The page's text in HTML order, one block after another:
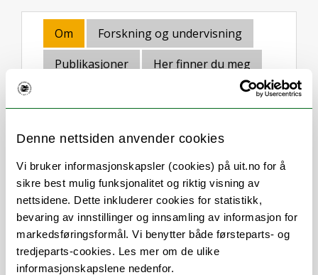
Denne nettsiden anvender cookies
Vi bruker informasjonskapsler (cookies) på uit.no for å
sikre best mulig funksjonalitet og riktig visning av
nettsidene. Dette inkluderer cookies for statistikk,
bevaring av innstillinger og innsamling av informasjon for
markedsføringsformål. Vi benytter både førsteparts- og
tredjeparts-cookies. Les mer om de ulike
informasjonskapslene nedenfor.
Om
Forskning og undervisning
Publikasjoner
Her finner du meg
Stillingsbeskrivelse
Fasilitator for forbedringsarbeidet
ved UiT
Utdanning av og støtte til
prosessveiledere
Utvikling av Sammenhengende
tjenester